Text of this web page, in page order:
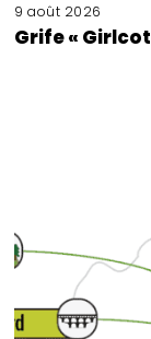
9 août 2026
Grife «